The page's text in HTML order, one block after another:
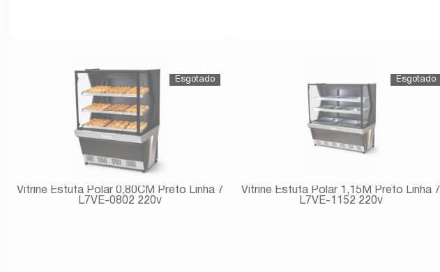
Vitrine Estufa Polar 0,80CM Preto Linha 7
L7VE-0802 220v
Vitrine Estufa Polar 1,15M Preto Linha 7
L7VE-1152 220v